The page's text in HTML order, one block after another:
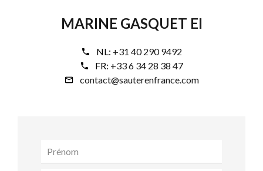
MARINE GASQUET EI
NL: +31 40 290 9492
FR: +33 6 34 28 38 47
contact@sauterenfrance.com